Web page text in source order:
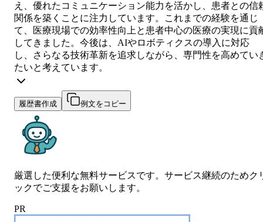
え、優れたコミュニケーション能力を活かし、患者との信
関係を築くことに注力しています。これまでの経験を通じ
て、医療現場での効率性向上と患者中心の医療の実現に貢
してきました。今後は、AIやロボティクスの導入に対応
し、さらなる技術革新を追求しながら、専門性を高めてい
たいと考えています。
履歴書作成 例文をコピー
厳選した便利な無料サービスです。サービス継続のためク
ックでご支援をお願いします。
PR